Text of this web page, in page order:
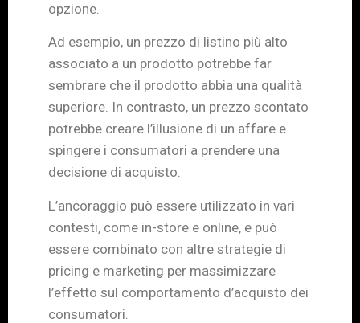
opzione.
Ad esempio, un prezzo di listino più alto
associato a un prodotto potrebbe far
sembrare che il prodotto abbia una qualità
superiore. In contrasto, un prezzo scontato
potrebbe creare l’illusione di un affare e
spingere i consumatori a prendere una
decisione di acquisto.
L’ancoraggio può essere utilizzato in vari
contesti, come in-store e online, e può
essere combinato con altre strategie di
pricing e marketing per massimizzare
l’effetto sul comportamento d’acquisto dei
consumatori.